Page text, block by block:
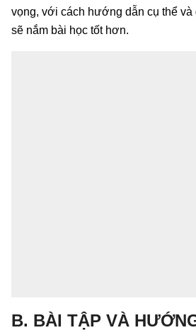
vọng, với cách hướng dẫn cụ thể và
sẽ nắm bài học tốt hơn.
B. BÀI TẬP VÀ